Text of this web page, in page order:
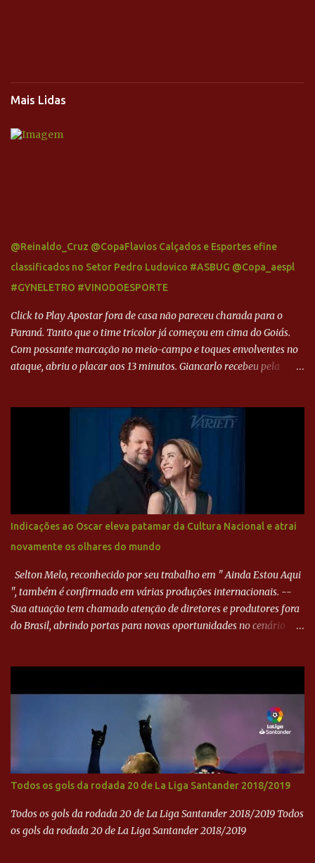
Mais Lidas
@Reinaldo_Cruz @CopaFlavios Calçados e Esportes efine
classificados no Setor Pedro Ludovico #ASBUG @Copa_aespl
#GYNELETRO #VINODOESPORTE
Click to Play Apostar fora de casa não pareceu charada para o
Paraná. Tanto que o time tricolor já começou em cima do Goiás.
Com possante marcação no meio-campo e toques envolventes no
ataque, abriu o placar aos 13 minutos. Giancarlo recebeu pela
Paraná ampliou a vantagem aos 21 minutos. Éverton Garroni
desviou cruzamento de cabeça e, mesmo de costas, incidiu o canto
direito de Harlei. O goleiro esmeraldino se esticou e até tocou na
bola, mas não o suficiente para desviar sua trajetória. O ataque do
Goiás era nulo, tanto que o Paraná seguiu em cima. Aos 32
minutos, Jefferson cabeceou e Harlei fez grande defesa. Seis
minutos depois, Wellington encheu o pé e quase surpreendeu o
goleiro rival, que novamente defendeu. No fim, Jefferson teve
outra boa chance, mas parou no goleiro. Gol para matar espera...
Indicações ao Oscar eleva patamar da Cultura Nacional e atrai
novamente os olhares do mundo
Selton Melo, reconhecido por seu trabalho em " Ainda Estou Aqui
", também é confirmado em várias produções internacionais. --
Sua atuação tem chamado atenção de diretores e produtores fora
do Brasil, abrindo portas para novas oportunidades no cenário
Todos os gols da rodada 20 de La Liga Santander 2018/2019
Todos os gols da rodada 20 de La Liga Santander 2018/2019 Todos
os gols da rodada 20 de La Liga Santander 2018/2019